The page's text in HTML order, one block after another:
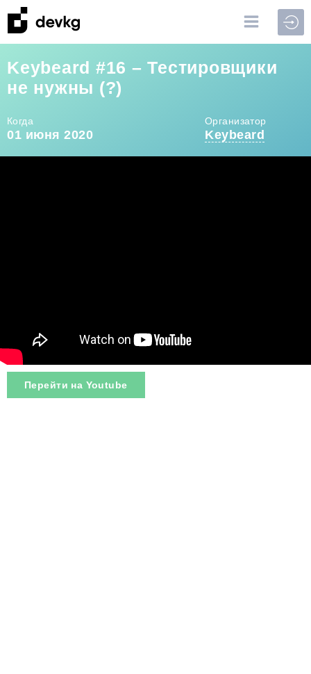
Keybeard #16 – Тестировщики
не нужны (?)
Когда
01 июня 2020
Организатор
Keybeard
Перейти на Youtube